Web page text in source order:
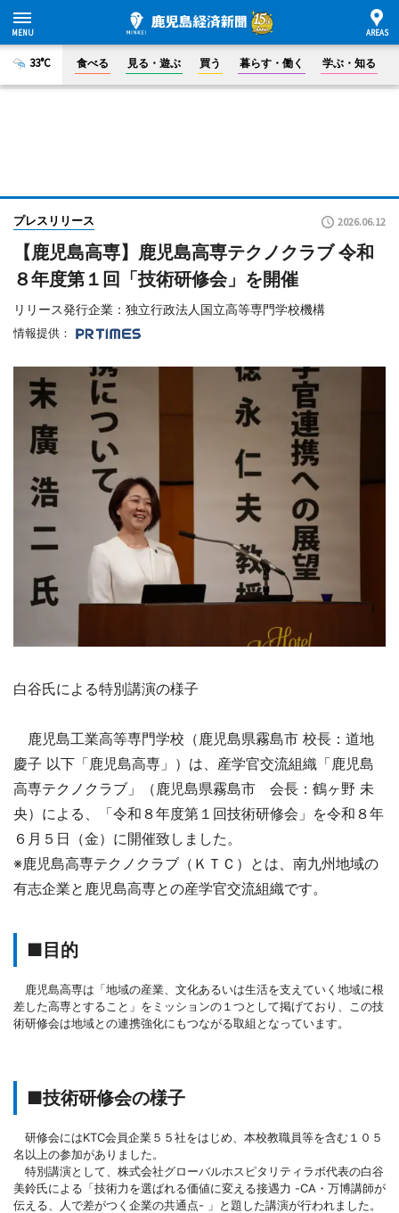
33°C 食べる 見る・遊ぶ 買う 暮らす・働く 学ぶ・知る
プレスリリース 2026.06.12
【鹿児島高専】鹿児島高専テクノクラブ 令和
８年度第１回「技術研修会」を開催
リリース発行企業：独立行政法人国立高等専門学校機構
情報提供：
白谷氏による特別講演の様子
鹿児島工業高等専門学校（鹿児島県霧島市 校長：道地
慶子 以下「鹿児島高専」）は、産学官交流組織「鹿児島
高専テクノクラブ」（鹿児島県霧島市 会長：鶴ヶ野 未
央）による、「令和８年度第１回技術研修会」を令和８年
６月５日（金）に開催致しました。
※鹿児島高専テクノクラブ（ＫＴＣ）とは、南九州地域の
有志企業と鹿児島高専との産学官交流組織です。
■目的
鹿児島高専は「地域の産業、文化あるいは生活を支えていく地域に根
差した高専とすること」をミッションの１つとして掲げており、この技
術研修会は地域との連携強化にもつながる取組となっています。
■技術研修会の様子
研修会にはKTC会員企業５５社をはじめ、本校教職員等を含む１０５
名以上の参加がありました。
特別講演として、株式会社グローバルホスピタリティラボ代表の白谷
美鈴氏による「技術力を選ばれる価値に変える接遇力 -CA・万博講師が
伝える、人で差がつく企業の共通点- 」と題した講演が行われました。